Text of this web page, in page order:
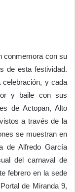
conmemora con su
de esta festividad.
celebración, y cada
y baile con sus
de Actopan, Alto
a través de la
se muestran en
de Alfredo García
del carnaval de
febrero en la sede
de Miranda 9,